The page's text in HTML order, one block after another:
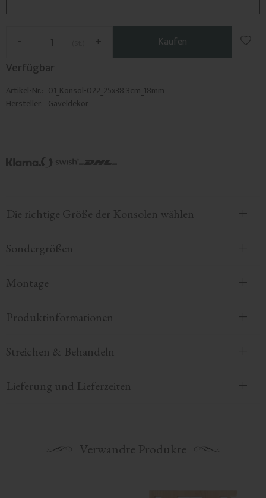
+
- Kaufen
Zu
Verfügbar
Artikel-Nr. 01_Konsol-022_25x38.3cm_18mm
Hersteller Gaveldekor
Die richtige Größe der Konsolen wählen
Sondergrößen
Montage
Produktinformationen
Streichen & Behandeln
Lieferung und Lieferzeiten
Verwandte Produkte